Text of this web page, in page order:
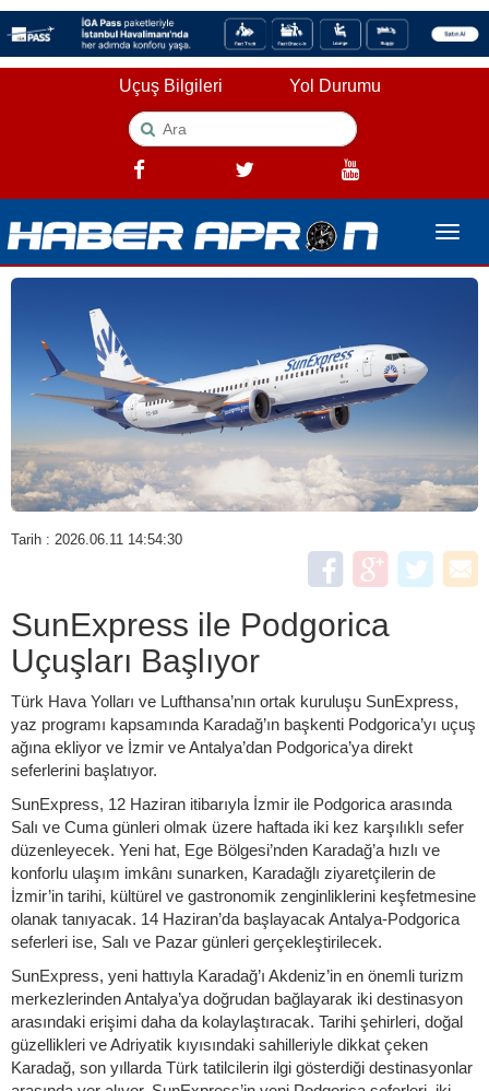
Uçuş Bilgileri Yol Durumu
Toggle
Tarih : 2026.06.11 14:54:30
SunExpress ile Podgorica
Uçuşları Başlıyor
Türk Hava Yolları ve Lufthansa’nın ortak kuruluşu SunExpress,
yaz programı kapsamında Karadağ’ın başkenti Podgorica’yı uçuş
ağına ekliyor ve İzmir ve Antalya’dan Podgorica’ya direkt
seferlerini başlatıyor.
SunExpress, 12 Haziran itibarıyla İzmir ile Podgorica arasında
Salı ve Cuma günleri olmak üzere haftada iki kez karşılıklı sefer
düzenleyecek. Yeni hat, Ege Bölgesi’nden Karadağ’a hızlı ve
konforlu ulaşım imkânı sunarken, Karadağlı ziyaretçilerin de
İzmir’in tarihi, kültürel ve gastronomik zenginliklerini keşfetmesine
olanak tanıyacak. 14 Haziran’da başlayacak Antalya-Podgorica
seferleri ise, Salı ve Pazar günleri gerçekleştirilecek.
SunExpress, yeni hattıyla Karadağ’ı Akdeniz’in en önemli turizm
merkezlerinden Antalya’ya doğrudan bağlayarak iki destinasyon
arasındaki erişimi daha da kolaylaştıracak. Tarihi şehirleri, doğal
güzellikleri ve Adriyatik kıyısındaki sahilleriyle dikkat çeken
Karadağ, son yıllarda Türk tatilcilerin ilgi gösterdiği destinasyonlar